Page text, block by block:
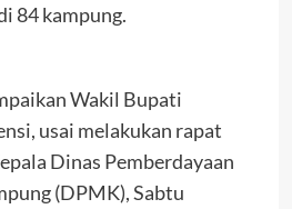
84 kampung.
Wakil Bupati
usai melakukan rapat
Dinas Pemberdayaan
(DPMK), Sabtu